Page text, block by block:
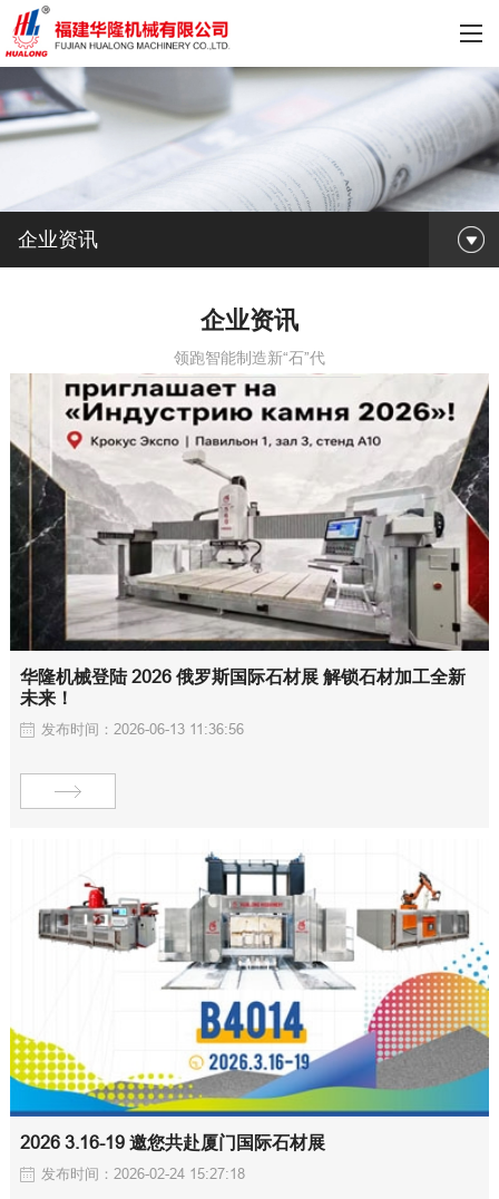
企业资讯
企业资讯
领跑智能制造新“石”代
华隆机械登陆 2026 俄罗斯国际石材展 解锁石材加工全新
未来！
发布时间：2026-06-13 11:36:56
2026 3.16-19 邀您共赴厦门国际石材展
发布时间：2026-02-24 15:27:18